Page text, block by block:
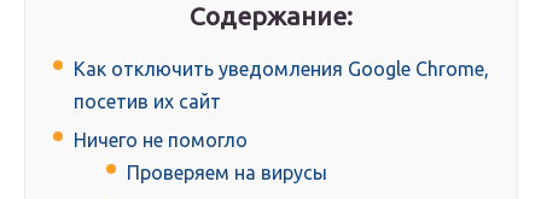
Содержание:
Как отключить уведомления Google Chrome,
посетив их сайт
Ничего не помогло
Проверяем на вирусы